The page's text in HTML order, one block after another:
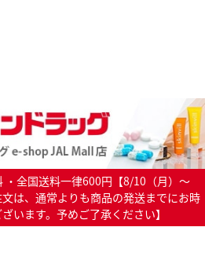
・全国送料一律600円【8/10（月）～
は、通常よりも商品の発送までにお時
います。予めご了承ください】